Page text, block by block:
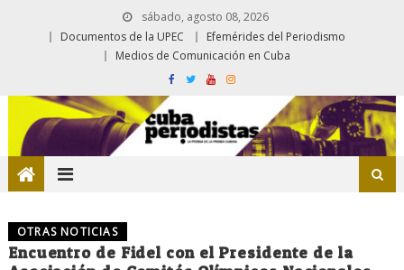
sábado, agosto 08, 2026
Documentos de la UPEC
Efemérides del Periodismo
Medios de Comunicación en Cuba
OTRAS NOTICIAS
Encuentro de Fidel con el Presidente de la